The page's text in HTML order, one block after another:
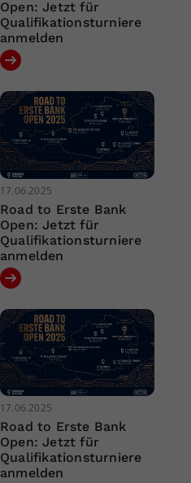
Open: Jetzt für
Qualifikationsturniere
anmelden
17.06.2025
Road to Erste Bank
Open: Jetzt für
Qualifikationsturniere
anmelden
17.06.2025
Road to Erste Bank
Open: Jetzt für
Qualifikationsturniere
anmelden